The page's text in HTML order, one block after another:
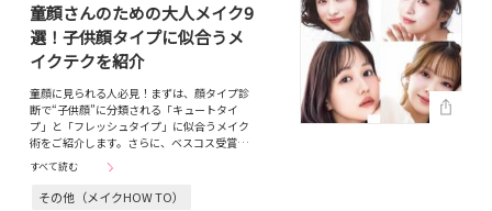
童顔さんのための大人メイク9
選！子供顔タイプに似合うメ
イクテクを紹介
童顔に見られる人必見！まずは、顔タイプ診
断で“子供顔”に分類される「キュートタイ
プ」と「フレッシュタイプ」に似合うメイク
術をご紹介します。さらに、ベスコス受賞…
すべて読む
その他（メイクHOW TO）